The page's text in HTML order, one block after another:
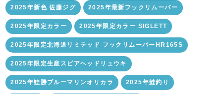
2025年新色 佐藤ジグ 2025年最新フックリムーバー
2025年限定カラー 2025年限定カラー SIGLETT
2025年限定北海道リミテッド フックリムーバーHR165S
2025年限定生産スピアヘッドリュウキ
2025年鮭勝ブルーマリンオリカラ 2025年鮭釣り